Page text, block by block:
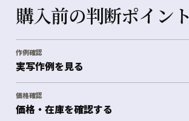
購入前の判断ポイント
作例確認
実写作例を見る
価格確認
価格・在庫を確認する